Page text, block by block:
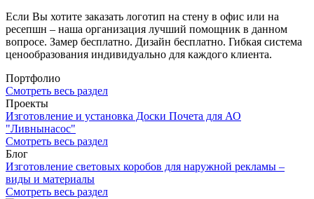
Если Вы хотите заказать логотип на стену в офис или на
ресепшн – наша организация лучший помощник в данном
вопросе. Замер бесплатно. Дизайн бесплатно. Гибкая система
ценообразования индивидуально для каждого клиента.
Портфолио
Смотреть весь раздел
Проекты
Изготовление и установка Доски Почета для АО
"Ливнынасос"
Смотреть весь раздел
Блог
Изготовление световых коробов для наружной рекламы –
виды и материалы
Смотреть весь раздел